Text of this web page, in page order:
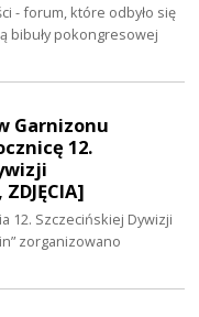
- forum, które odbyło się
bibuły pokongresowej
Garnizonu
12.
12. Szczecińskiej Dywizji
zorganizowano